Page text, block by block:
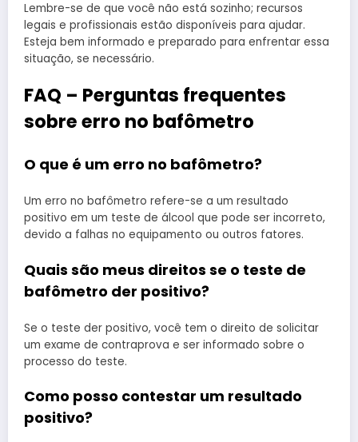
Lembre-se de que você não está sozinho; recursos
legais e profissionais estão disponíveis para ajudar.
Esteja bem informado e preparado para enfrentar essa
situação, se necessário.
FAQ – Perguntas frequentes
sobre erro no bafômetro
O que é um erro no bafômetro?
Um erro no bafômetro refere-se a um resultado
positivo em um teste de álcool que pode ser incorreto,
devido a falhas no equipamento ou outros fatores.
Quais são meus direitos se o teste de
bafômetro der positivo?
Se o teste der positivo, você tem o direito de solicitar
um exame de contraprova e ser informado sobre o
processo do teste.
Como posso contestar um resultado
positivo?